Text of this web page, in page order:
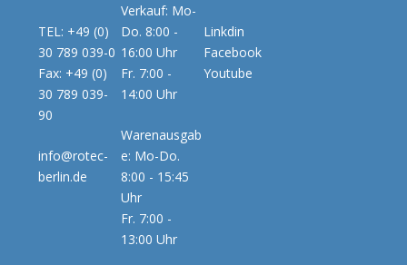
TEL: +49 (0)
30 789 039-0
Fax: +49 (0)
30 789 039-
90
info@rotec-
berlin.de
Verkauf: Mo-
Do. 8:00 -
16:00 Uhr
Fr. 7:00 -
14:00 Uhr
Warenausgab
e: Mo-Do.
8:00 - 15:45
Uhr
Fr. 7:00 -
13:00 Uhr
Linkdin
Facebook
Youtube